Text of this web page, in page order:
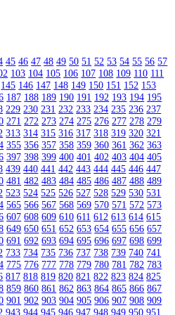
45 46 47 48 49 50 51 52 53 54 55 56 57
103 104 105 106 107 108 109 110 111
145 146 147 148 149 150 151 152 153
187 188 189 190 191 192 193 194 195
229 230 231 232 233 234 235 236 237
271 272 273 274 275 276 277 278 279
313 314 315 316 317 318 319 320 321
355 356 357 358 359 360 361 362 363
397 398 399 400 401 402 403 404 405
439 440 441 442 443 444 445 446 447
481 482 483 484 485 486 487 488 489
523 524 525 526 527 528 529 530 531
565 566 567 568 569 570 571 572 573
607 608 609 610 611 612 613 614 615
649 650 651 652 653 654 655 656 657
691 692 693 694 695 696 697 698 699
733 734 735 736 737 738 739 740 741
775 776 777 778 779 780 781 782 783
817 818 819 820 821 822 823 824 825
859 860 861 862 863 864 865 866 867
901 902 903 904 905 906 907 908 909
943 944 945 946 947 948 949 950 951